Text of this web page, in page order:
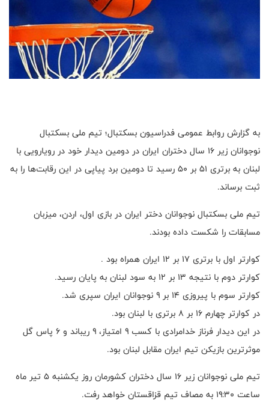
به گزارش روابط عمومی فدراسیون بسکتبال؛ تیم ملی بسکتبال
نوجوانان زیر ۱۶ سال دختران ایران در دومین دیدار خود در رویارویی با
لبنان به برتری ۵۱ بر ۵۰ رسید تا دومین برد پیاپی در این رقابت‌ها را به
ثبت برساند.
تیم ملی بسکتبال نوجوانان دختر ایران در بازی اول، اردن، میزبان
مسابقات را شکست داده بودند.
کوارتر اول با برتری ۱۷ بر ۱۲ ایران همراه بود .
کوارتر دوم با نتیجه ۱۳ بر ۱۲ به سود لبنان به پایان رسید.
کوارتر سوم با پیروزی ۱۴ بر ۹ نوجوانان ایران سپری شد.
در کوارتر چهارم ۱۶ بر ۸ برتری با لبنان بود.
در این دیدار فرناز خدامرادی با کسب ۹ امتیاز، ۹ ریباند و ۶ پاس گل
موثرترین بازیکن تیم ایران مقابل لبنان بود.
تیم ملی نوجوانان زیر ۱۶ سال دختران کشورمان روز یکشنبه ۵ تیر ماه
ساعت ۱۹:۳۰ به مصاف تیم قزاقستان خواهد رفت.